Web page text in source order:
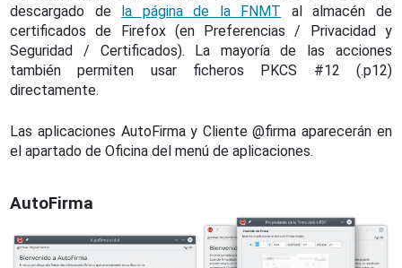
descargado de
la página de la FNMT al almacén de
certificados de Firefox (en Preferencias / Privacidad y
Seguridad / Certificados). La mayoría de las acciones
también permiten usar ficheros PKCS #12 (.p12)
directamente.
Las aplicaciones AutoFirma y Cliente @firma aparecerán en
el apartado de Oficina del menú de aplicaciones.
AutoFirma